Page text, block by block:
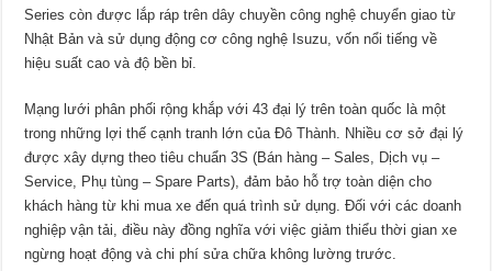
Series còn được lắp ráp trên dây chuyền công nghệ chuyển giao từ
Nhật Bản và sử dụng động cơ công nghệ Isuzu, vốn nổi tiếng về
hiệu suất cao và độ bền bỉ.
Mạng lưới phân phối rộng khắp với 43 đại lý trên toàn quốc là một
trong những lợi thế cạnh tranh lớn của Đô Thành. Nhiều cơ sở đại lý
được xây dựng theo tiêu chuẩn 3S (Bán hàng – Sales, Dịch vụ –
Service, Phụ tùng – Spare Parts), đảm bảo hỗ trợ toàn diện cho
khách hàng từ khi mua xe đến quá trình sử dụng. Đối với các doanh
nghiệp vận tải, điều này đồng nghĩa với việc giảm thiểu thời gian xe
ngừng hoạt động và chi phí sửa chữa không lường trước.